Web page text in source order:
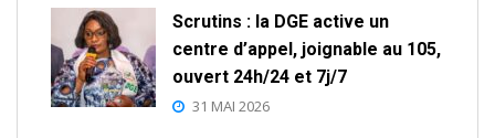
Scrutins : la DGE active un
centre d’appel, joignable au 105,
ouvert 24h/24 et 7j/7
31 MAI 2026